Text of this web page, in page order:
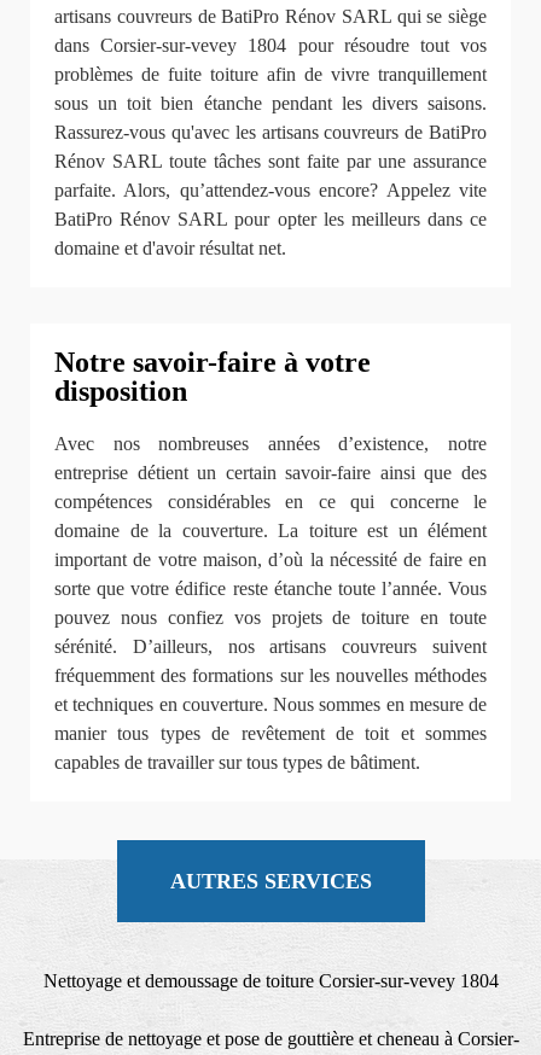
artisans couvreurs de BatiPro Rénov SARL qui se siège
dans Corsier-sur-vevey 1804 pour résoudre tout vos
problèmes de fuite toiture afin de vivre tranquillement
sous un toit bien étanche pendant les divers saisons.
Rassurez-vous qu'avec les artisans couvreurs de BatiPro
Rénov SARL toute tâches sont faite par une assurance
parfaite. Alors, qu’attendez-vous encore? Appelez vite
BatiPro Rénov SARL pour opter les meilleurs dans ce
domaine et d'avoir résultat net.
Notre savoir-faire à votre
disposition
Avec nos nombreuses années d’existence, notre
entreprise détient un certain savoir-faire ainsi que des
compétences considérables en ce qui concerne le
domaine de la couverture. La toiture est un élément
important de votre maison, d’où la nécessité de faire en
sorte que votre édifice reste étanche toute l’année. Vous
pouvez nous confiez vos projets de toiture en toute
sérénité. D’ailleurs, nos artisans couvreurs suivent
fréquemment des formations sur les nouvelles méthodes
et techniques en couverture. Nous sommes en mesure de
manier tous types de revêtement de toit et sommes
capables de travailler sur tous types de bâtiment.
AUTRES SERVICES
Nettoyage et demoussage de toiture Corsier-sur-vevey 1804
Entreprise de nettoyage et pose de gouttière et cheneau à Corsier-